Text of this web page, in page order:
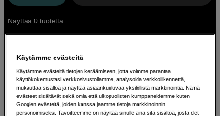
Näyttää 0 tuotetta
Ratkaisuja luoville ihmisille jo vuodesta
1982
Käytämme evästeitä
Käytämme evästeitä tietojen keräämiseen, jotta voimme parantaa
käyttökokemustasi verkkosivustollamme, analysoida verkkoliikennettä,
mukauttaa sisältöä ja näyttää asiaankuuluvaa yksilöllistä markkinointia. Nämä
evästeet sisältävät sekä omia että ulkopuolisten kumppaneidemme kuten
Googlen evästeitä, joiden kanssa jaamme tietoja markkinoinnin
personoimiseksi. Tavoitteemme on näyttää sinulle aina sitä sisältöä, josta olet